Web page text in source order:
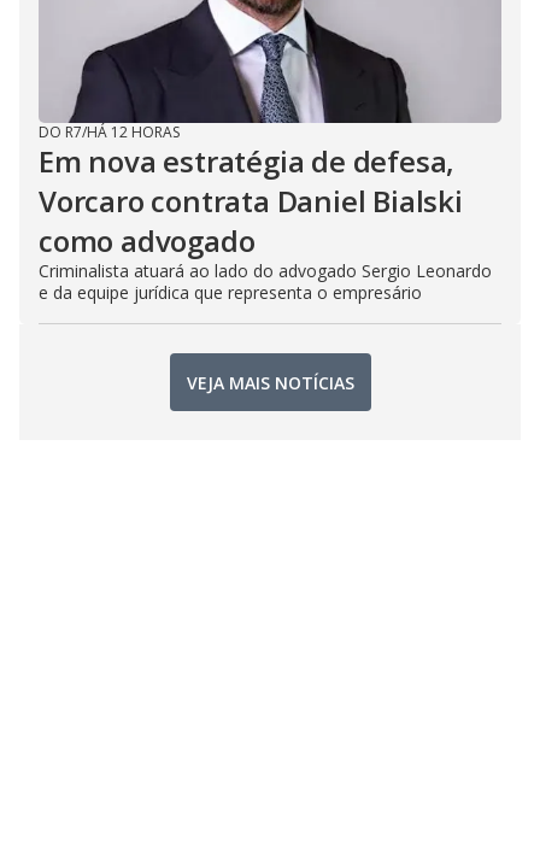
DO R7/HÁ 12 HORAS
Em nova estratégia de defesa,
Vorcaro contrata Daniel Bialski
como advogado
Criminalista atuará ao lado do advogado Sergio Leonardo
e da equipe jurídica que representa o empresário
VEJA MAIS NOTÍCIAS